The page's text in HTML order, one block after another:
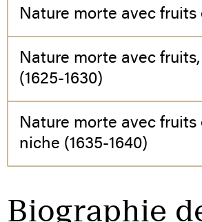
Nature morte avec fruits
Nature morte avec
(1625-1630)
Nature morte avec
niche (1635-1640)
Biographie